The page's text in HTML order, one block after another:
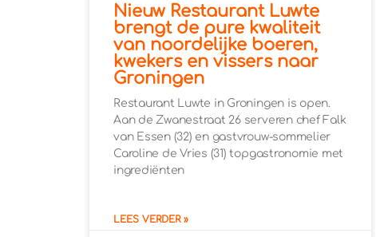
Nieuw Restaurant Luwte
brengt de pure kwaliteit
van noordelijke boeren,
kwekers en vissers naar
Groningen
Restaurant Luwte in Groningen is open.
Aan de Zwanestraat 26 serveren chef Falk
van Essen (32) en gastvrouw-sommelier
Caroline de Vries (31) topgastronomie met
ingrediënten
LEES VERDER »